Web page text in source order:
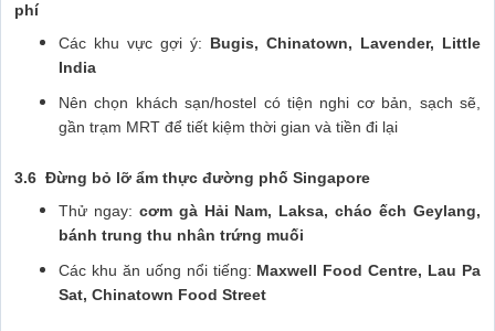
phí
Các khu vực gợi ý: Bugis, Chinatown, Lavender, Little
India
Nên chọn khách sạn/hostel có tiện nghi cơ bản, sạch sẽ,
gần trạm MRT để tiết kiệm thời gian và tiền đi lại
3.6 Đừng bỏ lỡ ẩm thực đường phố Singapore
Thử ngay: cơm gà Hải Nam, Laksa, cháo ếch Geylang,
bánh trung thu nhân trứng muối
Các khu ăn uống nổi tiếng: Maxwell Food Centre, Lau Pa
Sat, Chinatown Food Street